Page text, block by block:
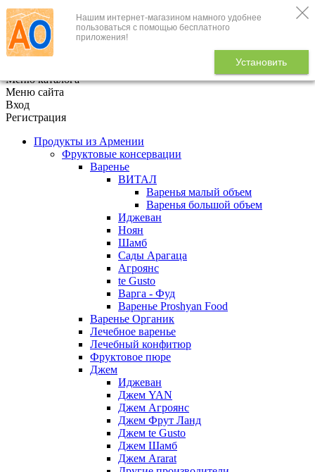
Нашим интернет-магазином намного удобнее
пользоваться с помощью бесплатного
приложения!
Установить
+7 (495) 646-888-1
В корзине
Меню каталога
Меню сайта
Вход
Регистрация
Продукты из Армении
Фруктовые консервации
Варенье
ВИТАЛ
Варенья малый объем
Варенья большой объем
Иджеван
Ноян
Шамб
Сады Арагаца
Агроянс
te Gusto
Варга - Фуд
Варенье Proshyan Food
Варенье Органик
Лечебное варенье
Лечебный конфитюр
Фруктовое пюре
Джем
Иджеван
Джем YAN
Джем Агроянс
Джем Фрут Ланд
Джем te Gusto
Джем Шамб
Джем Ararat